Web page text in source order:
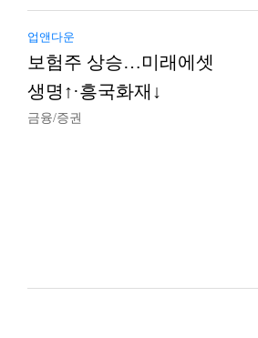
업앤다운
보험주 상승…미래에셋
생명↑·흥국화재↓
금융/증권